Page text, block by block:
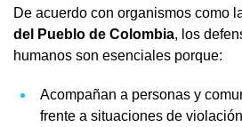
De acuerdo con organismos como
del Pueblo de Colombia, los
humanos son esenciales porque:
Acompañan a personas y
frente a situaciones de